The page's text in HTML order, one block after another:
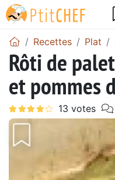
Recettes Plat
Rôti de
et pommes